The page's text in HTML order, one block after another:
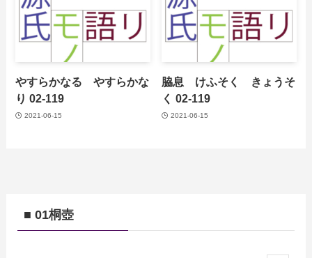
やすらかなる やすらかな
り 02-119
2021-06-15
脇息 けふそく きょうそ
く 02-119
2021-06-15
■ 01桐壺